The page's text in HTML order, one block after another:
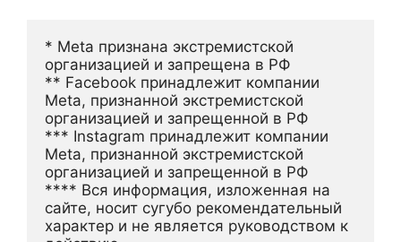
* Meta признана экстремистской
организацией и запрещена в РФ
** Facebook принадлежит компании
Meta, признанной экстремистской
организацией и запрещенной в РФ
*** Instagram принадлежит компании
Meta, признанной экстремистской
организацией и запрещенной в РФ
**** Вся информация, изложенная на
сайте, носит сугубо рекомендательный
характер и не является руководством к